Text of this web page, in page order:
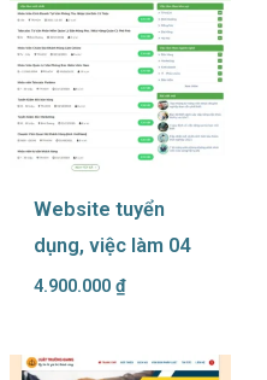
Website tuyển
dụng, việc làm 04
4.900.000 ₫